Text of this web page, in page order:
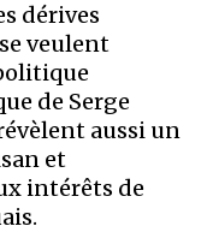
dérives
veulent
de Serge
aussi un
et
intérêts de